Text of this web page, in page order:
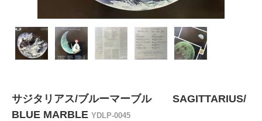
サジタリアス/ブルーマーブル SAGITTARIUS/
BLUE MARBLE YDLP-0045